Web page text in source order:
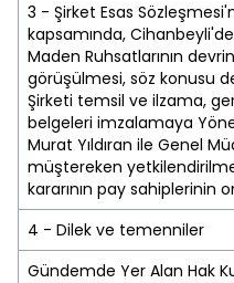
3 - Şirket Esas
kapsamında,
Maden Ruhsatlarının
görüşülmesi, söz konusu
Şirketi temsil ve ilzama,
belgeleri imzalamaya
Murat Yıldıran ile Genel
müştereken
kararının pay sahiplerinin
4 - Dilek ve temenniler
Gündemde Yer Alan Hak